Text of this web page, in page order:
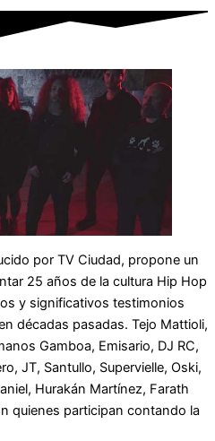
por TV Ciudad, propone un
25 años de la cultura Hip Hop
y significativos testimonios
décadas pasadas. Tejo Mattioli,
Gamboa, Emisario, DJ RC,
JT, Santullo, Supervielle, Oski,
Hurakán Martínez, Farath
quienes participan contando la